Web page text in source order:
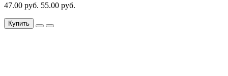
47.00 руб. 55.00 руб.
Купить